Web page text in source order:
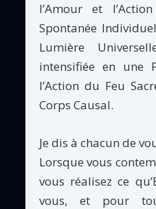
l’Amour et
Spontanée
Lumière
intensifiée en une
l’Action du Feu
Corps Causal.
Je dis à chacun de
Lorsque vous
vous réalisez ce
vous, et pour